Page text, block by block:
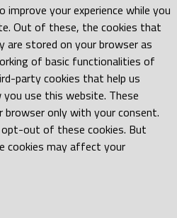
your experience while you
Out of these, the cookies that
are stored on your browser as
of basic functionalities of
party cookies that help us
use this website. These
browser only with your consent.
out of these cookies. But
cookies may affect your